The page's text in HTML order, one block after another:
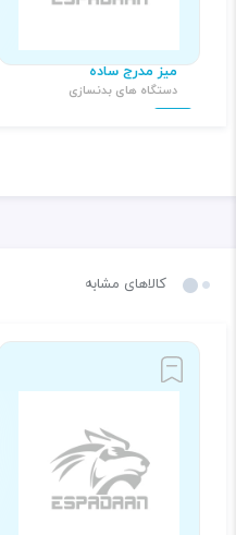
میز مدرج ساده
دستگاه های بدنسازی
کالاهای مشابه